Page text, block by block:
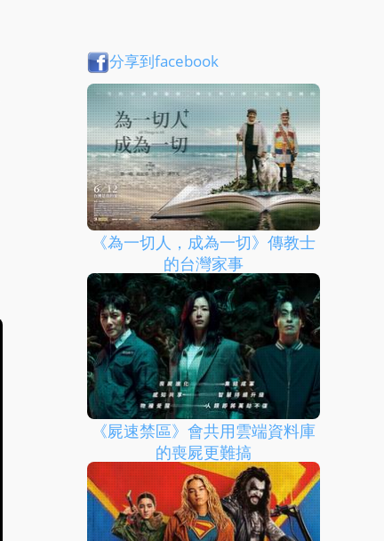
分享到facebook
《為一切人，成為一切》傳教士
的台灣家事
《屍速禁區》會共用雲端資料庫
的喪屍更難搞